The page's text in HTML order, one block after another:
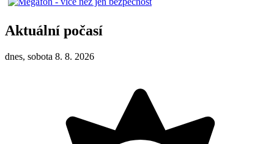
Aktuální počasí
dnes, sobota 8. 8. 2026